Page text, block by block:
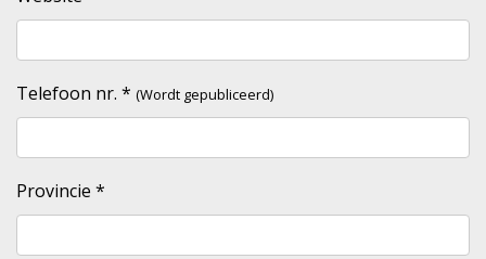
Telefoon nr. * (Wordt gepubliceerd)
Provincie *